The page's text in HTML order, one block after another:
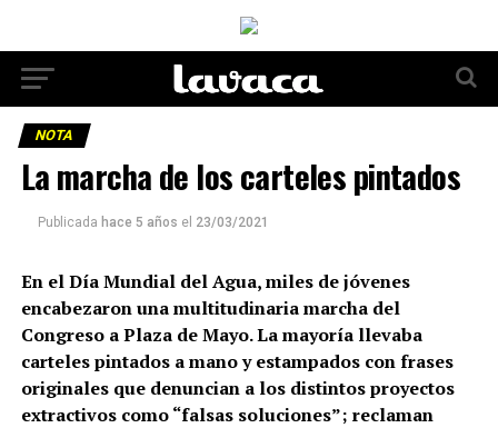
NOTA
La marcha de los carteles pintados
Publicada hace 5 años el 23/03/2021
En el Día Mundial del Agua, miles de jóvenes
encabezaron una multitudinaria marcha del
Congreso a Plaza de Mayo. La mayoría llevaba
carteles pintados a mano y estampados con frases
originales que denuncian a los distintos proyectos
extractivos como “falsas soluciones”; reclaman